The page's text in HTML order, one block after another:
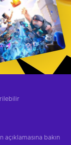
açıklamasına bakın